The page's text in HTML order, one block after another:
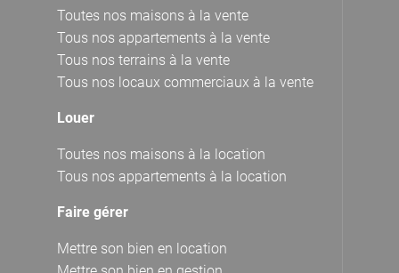
Toutes nos maisons à la vente
Tous nos appartements à la vente
Tous nos terrains à la vente
Tous nos locaux commerciaux à la vente
Louer
Toutes nos maisons à la location
Tous nos appartements à la location
Faire gérer
Mettre son bien en location